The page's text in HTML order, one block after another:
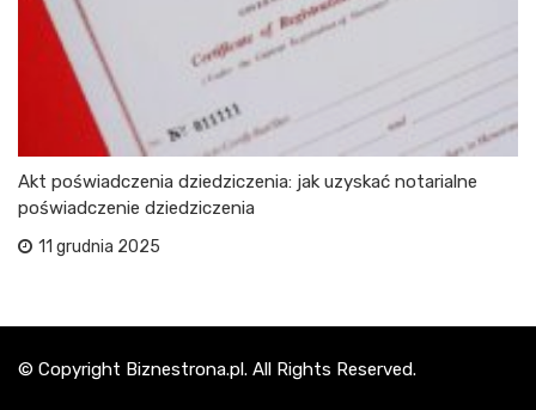
Akt poświadczenia dziedziczenia: jak uzyskać notarialne
poświadczenie dziedziczenia
11 grudnia 2025
© Copyright Biznestrona.pl. All Rights Reserved.